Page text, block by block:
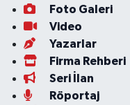
Foto Galeri
Video
Yazarlar
Firma Rehberi
Seri İlan
Röportaj